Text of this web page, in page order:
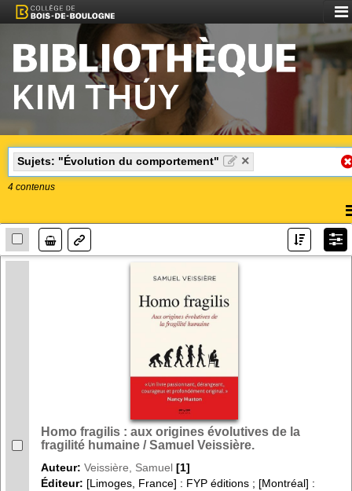
le
Sujets: "Évolution du comportement" ×
4 contenus
Lien
Homo fragilis : aux origines évolutives de la
fragilité humaine / Samuel Veissière.
Auteur: Veissière, Samuel [1]
Éditeur: [Limoges, France] : FYP éditions ; [Montréal] :